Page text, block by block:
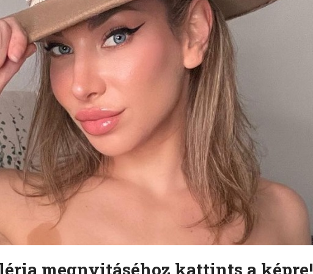
megnyitáséhoz kattints a képre!